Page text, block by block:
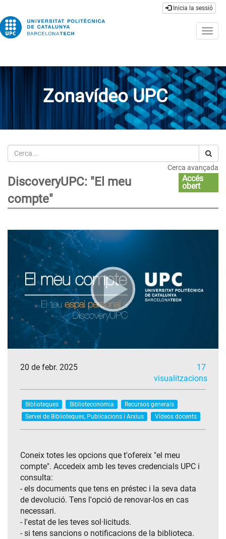
Inicia la sessió
Zonavídeo UPC
Cerca
Cerca avançada
DiscoveryUPC: "El meu
compte"
Accés
obert
20 de febr. 2025
17
visualitzacions
Biblioteques Biblioteconomia
Recursos generals
Servei de Biblioteques, Publicacions i Arxius
Vídeos docents
Coneix totes les opcions que t'ofereix "el meu
compte". Accedeix amb les teves credencials UPC i
consulta:
- els documents que tens en préstec i la seva data
de devolució. Tens l'opció de renovar-los en cas
necessari.
- l'estat de les teves sol·licituds.
- si tens sancions o notificacions de la biblioteca.